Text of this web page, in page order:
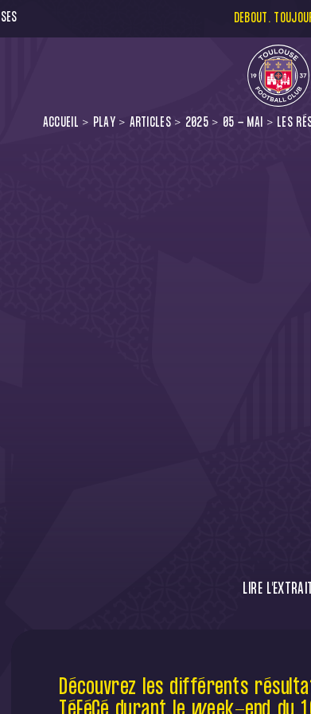
DEBOUT.
ACCUEIL PLAY ARTICLES 2025 05 - MAI LES
LIRE L'EXTRAIT
10 mai.
Découvrez les différents